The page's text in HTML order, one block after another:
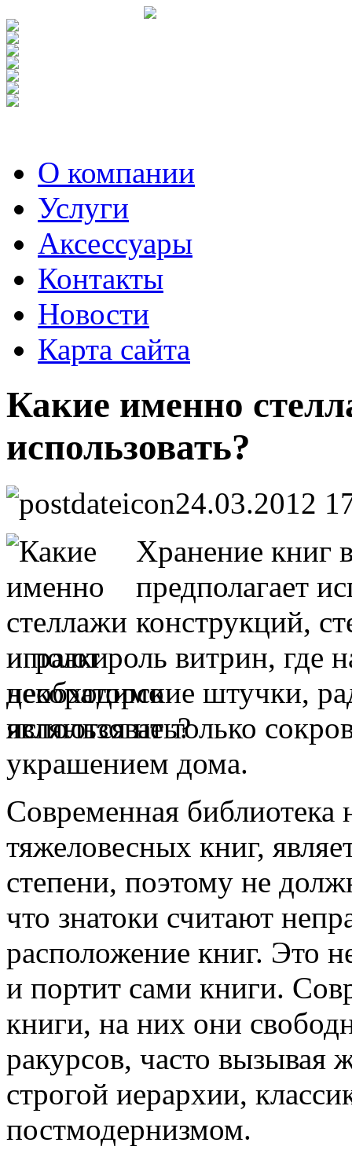
О компании
Услуги
Аксесcуары
Контакты
Новости
Карта сайта
Какие именно
использовать?
24.03.2012
Хранение книг
предполагает
конструкций,
играют роль витрин, где
декораторские штучки,
являются не только
украшением дома.
Современная библиотека
тяжеловесных книг,
степени, поэтому не
что знатоки считают
расположение книг. Это
и портит сами книги.
книги, на них они
ракурсов, часто вызывая
строгой иерархии,
постмодернизмом.